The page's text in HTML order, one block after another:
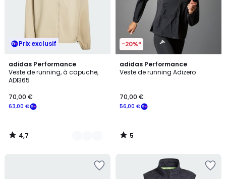
Prix exclusif
adidas Performance
Veste de running, à capuche,
ADI365
63,00 €
70,00 €
4,7
/ 5
2
Couleurs
4,7
/
-20%*
adidas Performance
Veste de running Adizero
56,00 €
70,00 €
5
/
5
/